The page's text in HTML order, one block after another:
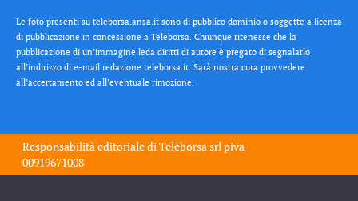
Le foto presenti su teleborsa.ansa.it sono di pubblico dominio o soggette a licenza
di pubblicazione in concessione a Teleborsa. Chiunque ritenesse che la
pubblicazione di un’immagine leda diritti di autore è pregato di segnalarlo
all’indirizzo di e-mail redazione teleborsa.it. Sarà nostra cura provvedere
all’accertamento ed all’eventuale rimozione.
Responsabilità editoriale diTeleborsa srlpiva
00919671008